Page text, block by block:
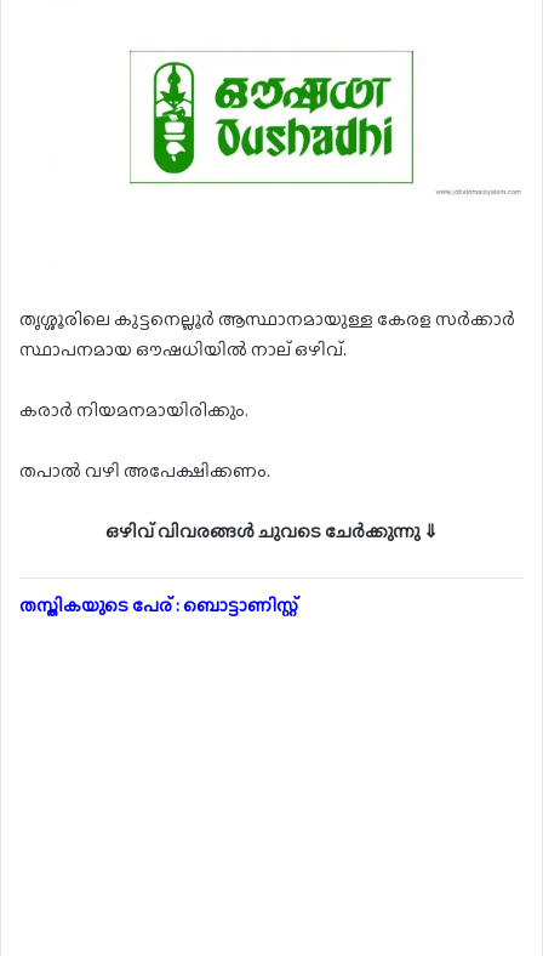
തൃശ്ശൂരിലെ കുട്ടനെല്ലൂർ ആസ്ഥാനമായുള്ള കേരള സർക്കാർ
സ്ഥാപനമായ ഔഷധിയിൽ നാല് ഒഴിവ്.
കരാർ നിയമനമായിരിക്കും.
തപാൽ വഴി അപേക്ഷിക്കണം.
ഒഴിവ് വിവരങ്ങൾ ചുവടെ ചേർക്കുന്നു ⇓
തസ്തികയുടെ പേര് : ബൊട്ടാണിസ്റ്റ്